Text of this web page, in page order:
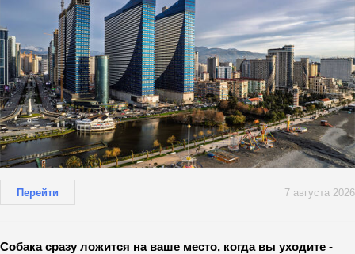
Перейти 7 августа 2026
Собака сразу ложится на ваше место, когда вы уходите -